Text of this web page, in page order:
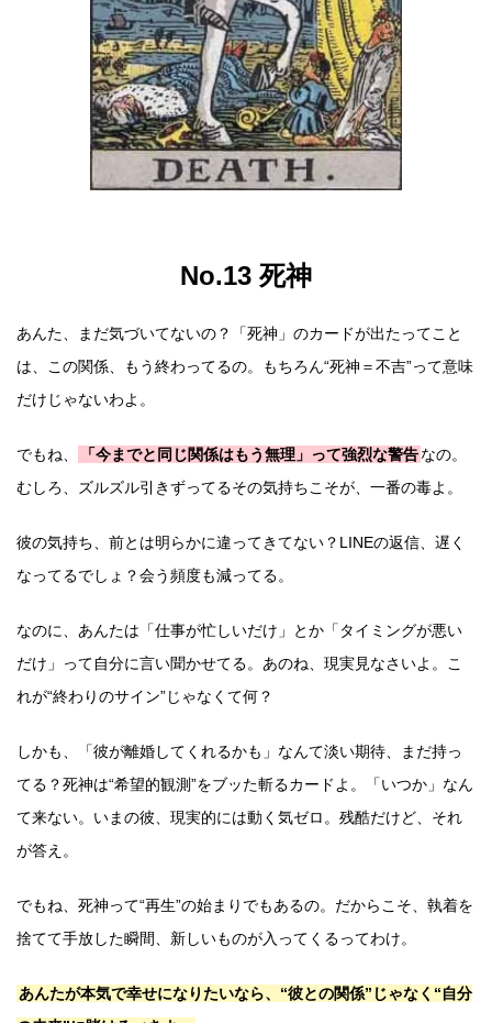
No.13 死神
あんた、まだ気づいてないの？「死神」のカードが出たってこと
は、この関係、もう終わってるの。もちろん“死神＝不吉”って意味
だけじゃないわよ。
でもね、 「今までと同じ関係はもう無理」って強烈な警告なの。
むしろ、ズルズル引きずってるその気持ちこそが、一番の毒よ。
彼の気持ち、前とは明らかに違ってきてない？LINEの返信、遅く
なってるでしょ？会う頻度も減ってる。
なのに、あんたは「仕事が忙しいだけ」とか「タイミングが悪い
だけ」って自分に言い聞かせてる。あのね、現実見なさいよ。こ
れが“終わりのサイン”じゃなくて何？
しかも、「彼が離婚してくれるかも」なんて淡い期待、まだ持っ
てる？死神は“希望的観測”をブッた斬るカードよ。「いつか」なん
て来ない。いまの彼、現実的には動く気ゼロ。残酷だけど、それ
が答え。
でもね、死神って“再生”の始まりでもあるの。だからこそ、執着を
捨てて手放した瞬間、新しいものが入ってくるってわけ。
あんたが本気で幸せになりたいなら、“彼との関係”じゃなく“自分